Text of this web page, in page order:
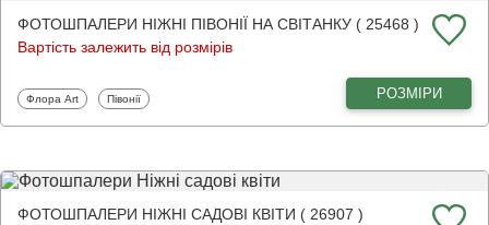
ФОТОШПАЛЕРИ НІЖНІ ПІВОНІЇ НА СВІТАНКУ ( 25468 )
Вартість залежить від розмірів
Фотошпалери
Флора Art Фотошпалери
Півонії РОЗМІРИ
ФОТОШПАЛЕРИ НІЖНІ САДОВІ КВІТИ ( 26907 )